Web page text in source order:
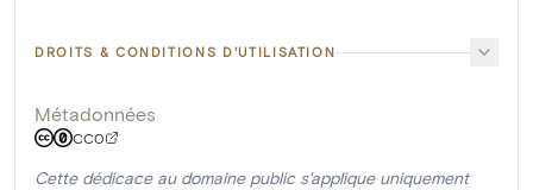
DROITS & CONDITIONS D'UTILISATION
Métadonnées
CC0
Cette dédicace au domaine public s'applique uniquement